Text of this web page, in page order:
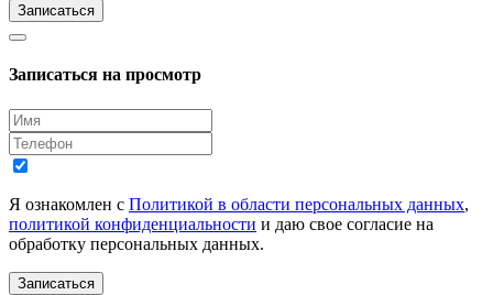
Записаться
Записаться на просмотр
Я ознакомлен с Политикой в области персональных данных,
политикой конфиденциальности и даю свое согласие на
обработку персональных данных.
Записаться